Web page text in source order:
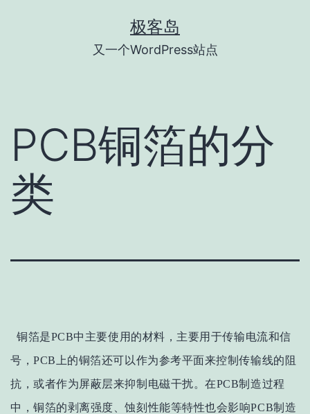
极客岛
又一个WordPress站点
PCB铜箔的分
类
铜箔是PCB中主要使用的材料，主要用于传输电流和信
号，PCB上的铜箔还可以作为参考平面来控制传输线的阻
抗，或者作为屏蔽层来抑制电磁干扰。在PCB制造过程
中，铜箔的剥离强度、蚀刻性能等特性也会影响PCB制造